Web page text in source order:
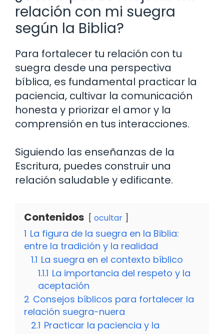
relación con mi suegra
según la Biblia?
Para fortalecer tu relación con tu
suegra desde una perspectiva
bíblica, es fundamental practicar la
paciencia, cultivar la comunicación
honesta y priorizar el amor y la
comprensión en tus interacciones.
Siguiendo las enseñanzas de la
Escritura, puedes construir una
relación saludable y edificante.
Contenidos ocultar
1 La figura de la suegra en la Biblia:
entre la tradición y la realidad
1.1 La suegra en el contexto bíblico
1.1.1 La importancia del respeto y la
aceptación
2 Consejos bíblicos para fortalecer la
relación suegra-nuera
2.1 Practicar la paciencia y la